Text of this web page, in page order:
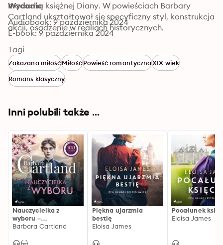
macochą księżnej Diany. W powieściach Barbary
Cartland ukształtował się specyficzny styl, konstrukcja
akcji, osadzenie w realiach historycznych.
Wydanie
Audiobook: 9 października 2024
E-book: 9 października 2024
Tagi
Zakazana miłośćMiłośćPowieść romantycznaXIX wiek
Romans klasyczny
Inni polubili także ...
Nauczycielka z
wyboru –
Ponadczasowe
Barbary Cartland
Barbara Cartland
Piękna ujarzmia
bestię
Eloisa James
Pocałunek
Eloisa James